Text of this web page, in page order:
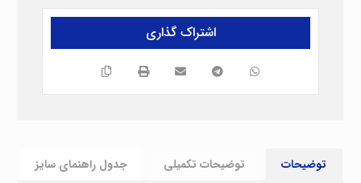
توضیحات توضیحات تکمیلی جدول راهنمای سایز